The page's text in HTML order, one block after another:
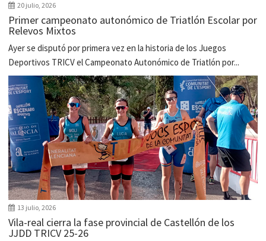
20 julio, 2026
Primer campeonato autonómico de Triatlón Escolar por
Relevos Mixtos
Ayer se disputó por primera vez en la historia de los Juegos
Deportivos TRICV el Campeonato Autonómico de Triatlón por...
13 julio, 2026
Vila-real cierra la fase provincial de Castellón de los
JJDD TRICV 25-26